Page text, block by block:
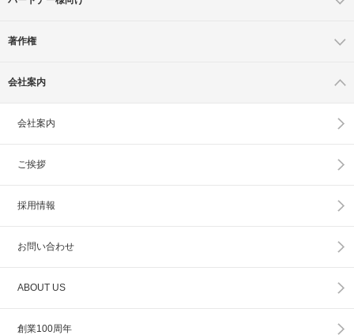
著作権
会社案内
会社案内
ご挨拶
採用情報
お問い合わせ
ABOUT US
創業100周年